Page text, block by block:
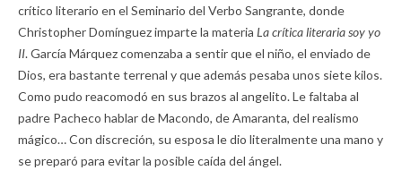
crítico literario en el Seminario del Verbo Sangrante, donde
Christopher Domínguez imparte la materia La crítica literaria soy yo
II. García Márquez comenzaba a sentir que el niño, el enviado de
Dios, era bastante terrenal y que además pesaba unos siete kilos.
Como pudo reacomodó en sus brazos al angelito. Le faltaba al
padre Pacheco hablar de Macondo, de Amaranta, del realismo
mágico… Con discreción, su esposa le dio literalmente una mano y
se preparó para evitar la posible caída del ángel.